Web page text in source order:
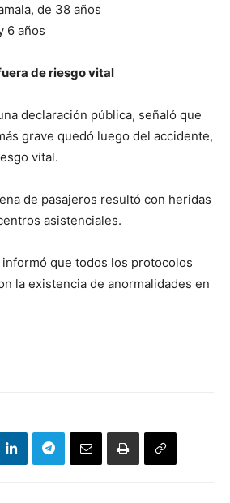
de 38 años
6 años
de riesgo vital
declaración pública, señaló que
grave quedó luego del accidente,
vital.
de pasajeros resultó con heridas
asistenciales.
informó que todos los protocolos
la existencia de anormalidades en